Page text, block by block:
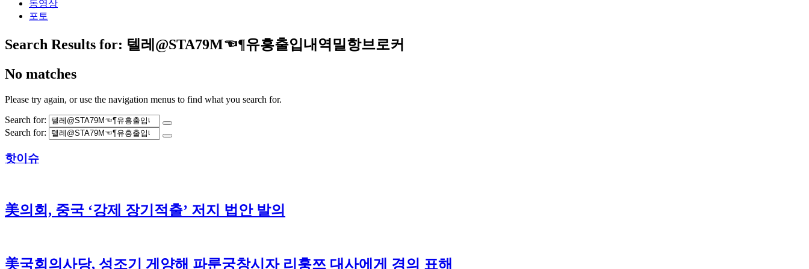
동영상
포토
Search Results for: 텔레@STA79M☜¶유흥출입내역밀항브로커
No matches
Please try again, or use the navigation menus to find what you search for.
Search for:
Search for:
핫이슈
美의회, 중국 ‘강제 장기적출’ 저지 법안 발의
美국회의사당, 성조기 게양해 파룬궁창시자 리훙쯔 대사에게 경의 표해